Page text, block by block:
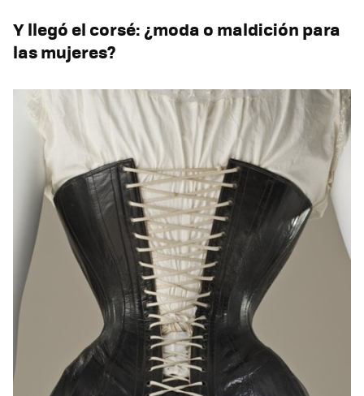
Y llegó el corsé: ¿moda o maldición para
las mujeres?